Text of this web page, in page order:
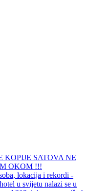
KOPIJE SATOVA NE
OKOM !!!
lokacija i rekordi -
u svijetu nalazi se u